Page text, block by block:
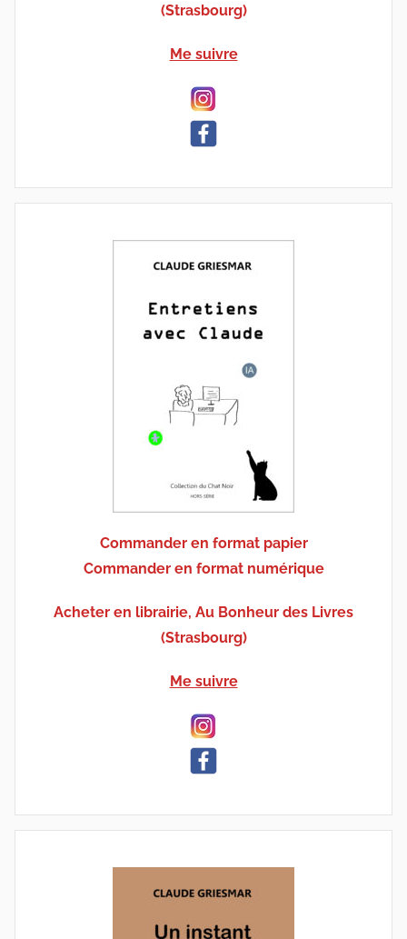
(Strasbourg)
Me suivre
Commander en format papier
Commander en format numérique
Acheter en librairie, Au Bonheur des Livres
(Strasbourg)
Me suivre